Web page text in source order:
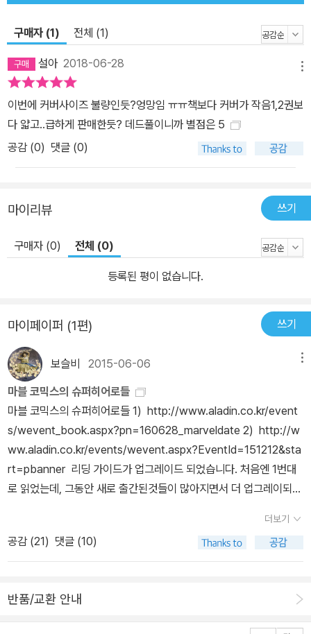
구매자 (1) 전체 (1)
설아2018-06-28
이번에 커버사이즈 불량인듯?엉망임 ㅠㅠ책보다 커버가 작음1,2권보
다 얇고..급하게 판매한듯? 데드풀이니까 별점은 5
공감 (0) 댓글 (0)
마이리뷰 쓰기
구매자 (0) 전체 (0)
등록된 평이 없습니다.
마이페이퍼 (1편) 쓰기
보슬비 2015-06-06
마블 코믹스의 슈퍼히어로들
마블 코믹스의 슈퍼히어로들 1) http://www.aladin.co.kr/event
s/wevent_book.aspx?pn=160628_marveldate 2) http://w
ww.aladin.co.kr/events/wevent.aspx?EventId=151212&sta
rt=pbanner 리딩 가이드가 업그레이드 되었습니다. 처음엔 1번대
로 읽었는데, 그동안 새로 출간된것들이 많아지면서 더 업그레이되어
을때 도움이 될까해서 페이퍼 작성중.페이퍼를 작성하면 '배트맨'과
'슈퍼맨'이 없다는 것을 깨달았어요. 두 만화는 마블 코믹스가 아닌
가?? 찾아봐야하는데 귀찮아서 우선 패쓰했어요. ㅎㅎ 여러 캐릭터
갑니다.페이퍼에 담고 보니 많은 책들이 출간되고 출간 예정이군
요. 암튼 시리즈를 구입해서 보려면 휘청할듯.마블 코믹스만 빌려 볼
더보기
공감 (21) 댓글 (10)
반품/교환 안내